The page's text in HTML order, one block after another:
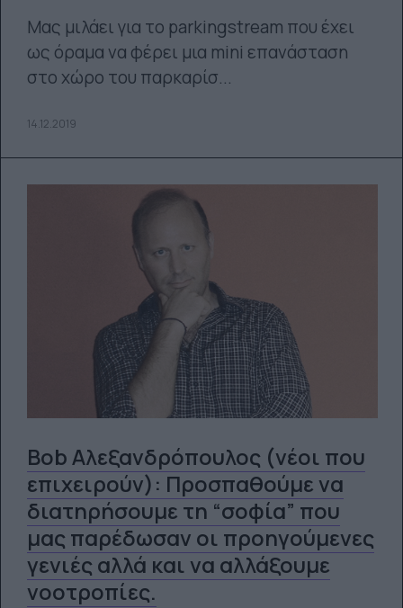
Μας μιλάει για το parkingstream που έχει
ως όραμα να φέρει μια mini επανάσταση
στο χώρο του παρκαρίσ...
14.12.2019
Bob Αλεξανδρόπουλος (νέοι που
επιχειρούν): Προσπαθούμε να
διατηρήσουμε τη “σοφία” που
μας παρέδωσαν οι προηγούμενες
γενιές αλλά και να αλλάξουμε
νοοτροπίες.